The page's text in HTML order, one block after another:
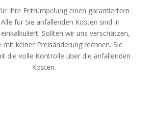
Ihre Entrümpelung einen garantiertern
für Sie anfallenden Kosten sind in
Sollten wir uns verschätzen,
mit keiner Preisänderung rechnen. Sie
die volle Kontrolle über die anfallenden
Kosten.